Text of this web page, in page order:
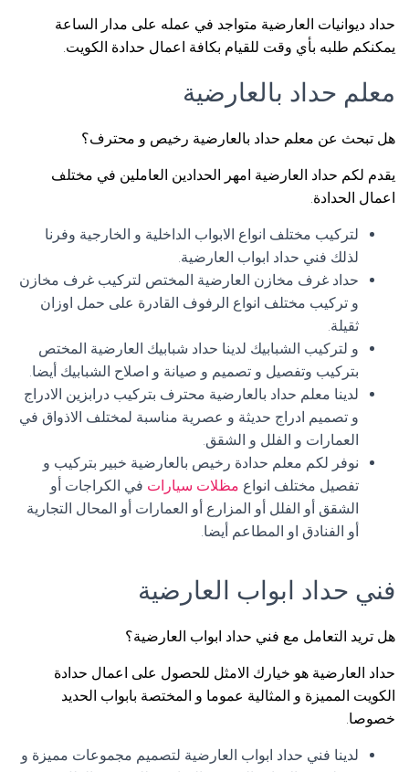
حداد ديوانيات العارضية متواجد في عمله على مدار الساعة
يمكنكم طلبه بأي وقت للقيام بكافة اعمال حدادة الكويت.
معلم حداد بالعارضية
هل تبحث عن معلم حداد بالعارضية رخيص و محترف؟
يقدم لكم حداد العارضية امهر الحدادين العاملين في مختلف
اعمال الحدادة.
لتركيب مختلف انواع الابواب الداخلية و الخارجية وفرنا
لذلك فني حداد ابواب العارضية.
حداد غرف مخازن العارضية المختص لتركيب غرف مخازن
و تركيب مختلف انواع الرفوف القادرة على حمل اوزان
ثقيلة.
و لتركيب الشبابيك لدينا حداد شبابيك العارضية المختص
بتركيب وتفصيل و تصميم و صيانة و اصلاح الشبابيك أيضا.
لدينا معلم حداد بالعارضية محترف بتركيب درابزين الادراج
و تصميم ادراج حديثة و عصرية مناسبة لمختلف الاذواق في
العمارات و الفلل و الشقق.
نوفر لكم معلم حدادة رخيص بالعارضية خبير بتركيب و
تفصيل مختلف انواع مظلات سيارات في الكراجات أو
الشقق أو الفلل أو المزارع أو العمارات أو المحال التجارية
أو الفنادق او المطاعم أيضا.
فني حداد ابواب العارضية
هل تريد التعامل مع فني حداد ابواب العارضية؟
حداد العارضية هو خيارك الامثل للحصول على اعمال حدادة
الكويت المميزة و المثالية عموما و المختصة بابواب الحديد
خصوصا.
لدينا فني حداد ابواب العارضية لتصميم مجموعات مميزة و